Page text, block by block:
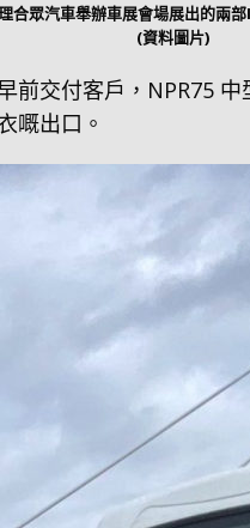
合眾汽車舉辦車展會場展出的兩
(資料圖片)
前交付客戶，NPR75
嘅出口。